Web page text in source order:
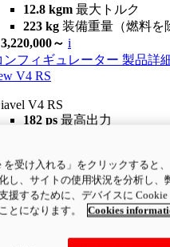
12.8 kgm 最大トルク
223 kg 装備重量（燃料を
～ i
ンフィギュレーター 製品詳
V4 RS
V4 RS
182 ps 最高出力
i
ンフィギュレーター 製品詳
V4 RS 100
を受け入れる」をクリックすると
し、サイトの使用状況を分析し、
援するために、デバイスに Cookie
とになります。
Cookies